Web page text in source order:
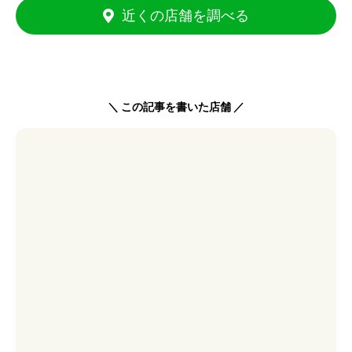
近くの店舗を調べる
＼ この記事を書いた店舗 ／